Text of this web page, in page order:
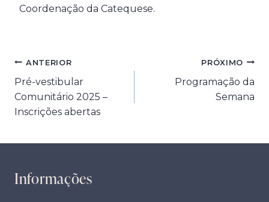
Coordenação da Catequese.
Navegação
de
Post
ANTERIOR
Pré-vestibular
Comunitário 2025 –
Inscrições abertas
PRÓXIMO
Programação da
Semana
Informações